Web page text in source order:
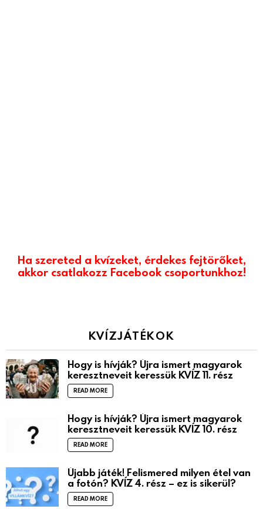
Ha szereted a kvízeket, érdekes fejtörőket,
akkor csatlakozz Facebook csoportunkhoz!
KVÍZJÁTÉKOK
Hogy is hívják? Újra ismert magyarok
keresztneveit keressük KVÍZ 11. rész
READ MORE
Hogy is hívják? Újra ismert magyarok
keresztneveit keressük KVÍZ 10. rész
READ MORE
Újabb játék! Felismered milyen étel van
a fotón? KVÍZ 4. rész – ez is sikerül?
READ MORE